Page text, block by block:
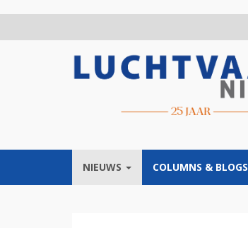
NIEUWS COLUMNS & BLOGS